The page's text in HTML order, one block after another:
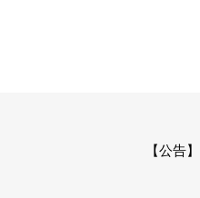
【公告】